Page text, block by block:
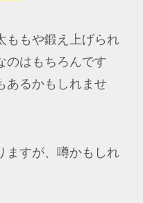
ももや鍛え上げられ
のはもちろんです
あるかもしれませ
ますが、噂かもしれ